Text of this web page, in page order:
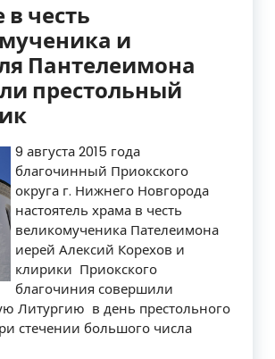
в честь
и
Пантелеимона
престольный
9 августа 2015 года
благочинный Приокского
округа г. Нижнего Новгорода
настоятель храма в честь
великомученика Пателеимона
иерей Алексий Корехов и
клирики Приокского
благочиния совершили
Литургию в день престольного
стечении большого числа